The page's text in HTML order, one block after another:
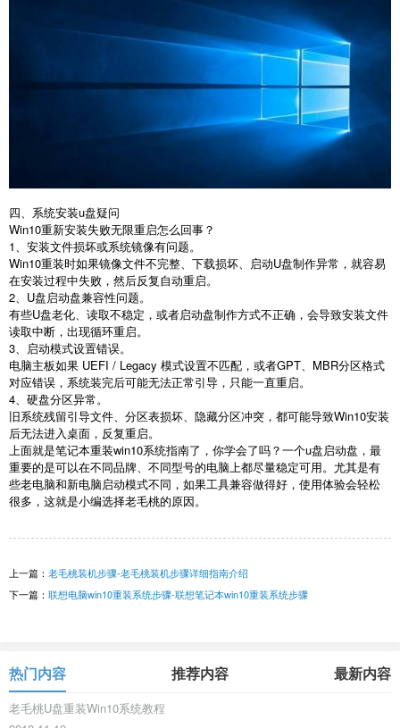
四、系统安装u盘疑问
Win10重新安装失败无限重启怎么回事？
1
、安装文件损坏或系统镜像有问题。
Win10重装时如果镜像文件不完整、下载损坏、启动U盘制作异常，就容易
在安装过程中失败，然后反复自动重启。
2
U盘启动盘兼容性问题。
有些U盘老化、读取不稳定，或者启动盘制作方式不正确，会导致安装文件
读取中断，出现循环重启。
3 、启动模式设置错误。
电脑主板如果 UEFI / Legacy 模式设置不匹配，或者GPT MBR分区格式
对应错误，系统装完后可能无法正常引导，只能一直重启。
4 、硬盘分区异常。
旧系统残留引导文件、分区表损坏、隐藏分区冲突，都可能导致Win10安装
后无法进入桌面，反复重启。
上面就是笔记本重装win10系统指南了，你学会了吗？一个u盘启动盘，最
重要的是可以在不同品牌、不同型号的电脑上都尽量稳定可用。尤其是有
些老电脑和新电脑启动模式不同，如果工具兼容做得好，使用体验会轻松
很多，这就是小编选择老毛桃的原因。
上一篇： 老毛桃装机步骤-老毛桃装机步骤详细指南介绍
下一篇： 联想电脑win10重装系统步骤-联想笔记本win10重装系统步骤
热门内容 推荐内容 最新内容
老毛桃U盘重装Win10系统教程